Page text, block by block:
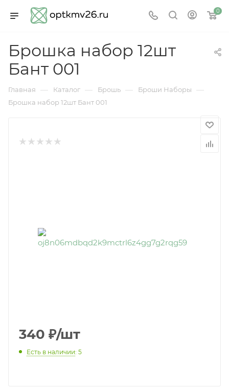
0
Брошка набор 12шт
Бант 001
Главная — Каталог — Брошь — Броши Наборы —
Брошка набор 12шт Бант 001
340 ₽/шт
Есть в наличии: 5